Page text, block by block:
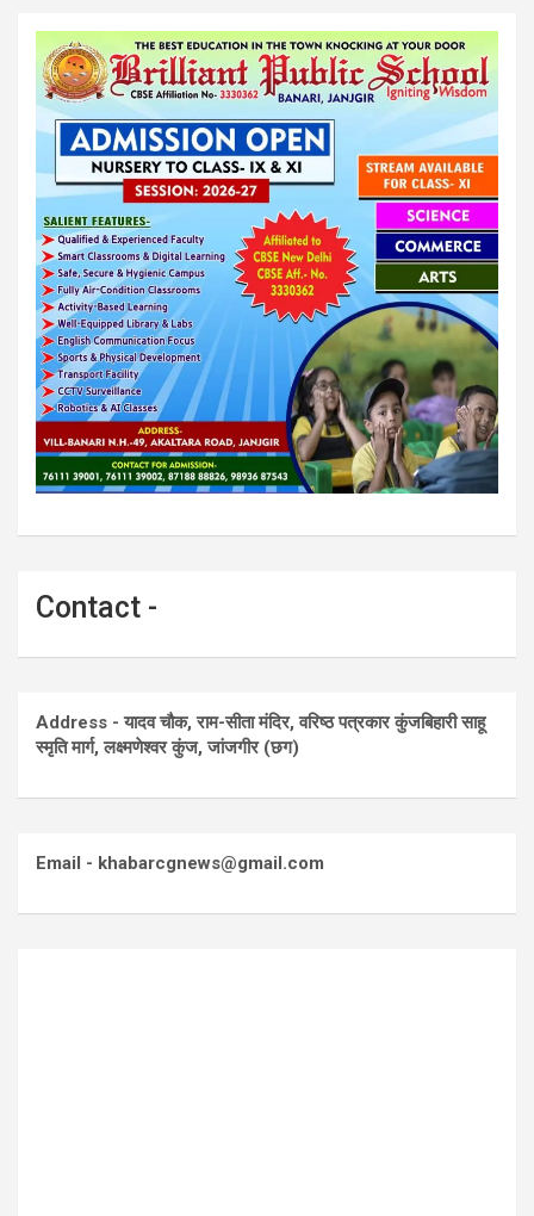
Contact -
Address - यादव चौक, राम-सीता मंदिर, वरिष्ठ पत्रकार कुंजबिहारी साहू
स्मृति मार्ग, लक्ष्मणेश्वर कुंज, जांजगीर (छग)
Email - khabarcgnews@gmail.com